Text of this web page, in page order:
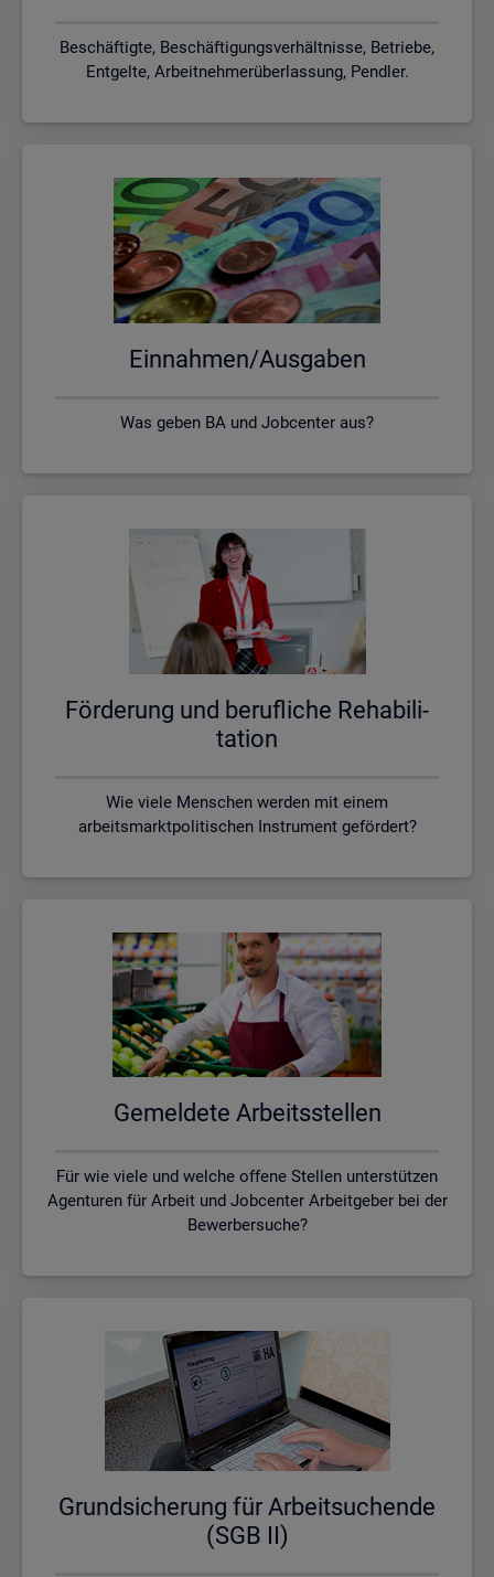
Beschäftigte, Beschäftigungsverhältnisse, Betriebe,
Entgelte, Arbeitnehmerüberlassung, Pendler.
Ein­nah­men/Aus­ga­ben
Was geben BA und Jobcenter aus?
För­de­rung und be­ruf­li­che Re­ha­bi­li­
ta­ti­on
Wie viele Menschen werden mit einem
arbeitsmarktpolitischen Instrument gefördert?
Ge­mel­de­te Ar­beits­stel­len
Für wie viele und welche offene Stellen unterstützen
Agenturen für Arbeit und Jobcenter Arbeitgeber bei der
Bewerbersuche?
Grund­si­che­rung für Ar­beit­su­chen­de
(SGB II)